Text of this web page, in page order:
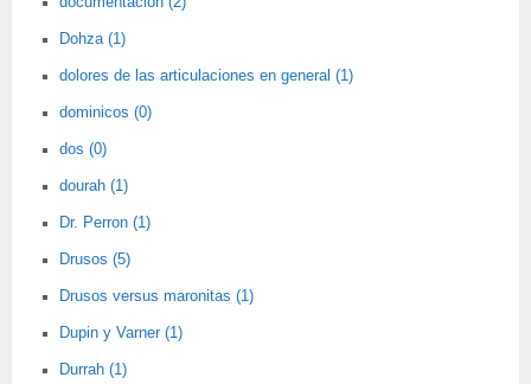
Dohza (1)
dolores de las articulaciones en general (1)
dominicos (0)
dos (0)
dourah (1)
Dr. Perron (1)
Drusos (5)
Drusos versus maronitas (1)
Dupin y Varner (1)
Durrah (1)